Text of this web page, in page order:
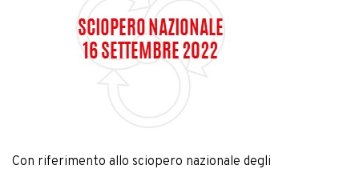
Con riferimento allo sciopero nazionale degli